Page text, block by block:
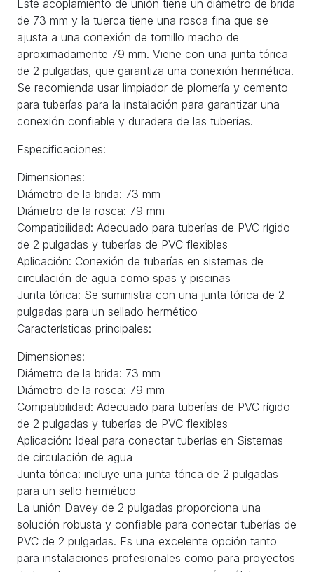
Este acoplamiento de unión tiene un diámetro de brida
de 73 mm y la tuerca tiene una rosca fina que se
ajusta a una conexión de tornillo macho de
aproximadamente 79 mm. Viene con una junta tórica
de 2 pulgadas, que garantiza una conexión hermética.
Se recomienda usar limpiador de plomería y cemento
para tuberías para la instalación para garantizar una
conexión confiable y duradera de las tuberías.
Especificaciones:
Dimensiones:
Diámetro de la brida: 73 mm
Diámetro de la rosca: 79 mm
Compatibilidad: Adecuado para tuberías de PVC rígido
de 2 pulgadas y tuberías de PVC flexibles
Aplicación: Conexión de tuberías en sistemas de
circulación de agua como spas y piscinas
Junta tórica: Se suministra con una junta tórica de 2
pulgadas para un sellado hermético
Características principales:
Dimensiones:
Diámetro de la brida: 73 mm
Diámetro de la rosca: 79 mm
Compatibilidad: Adecuado para tuberías de PVC rígido
de 2 pulgadas y tuberías de PVC flexibles
Aplicación: Ideal para conectar tuberías en Sistemas
de circulación de agua
Junta tórica: incluye una junta tórica de 2 pulgadas
para un sello hermético
La unión Davey de 2 pulgadas proporciona una
solución robusta y confiable para conectar tuberías de
PVC de 2 pulgadas. Es una excelente opción tanto
para instalaciones profesionales como para proyectos